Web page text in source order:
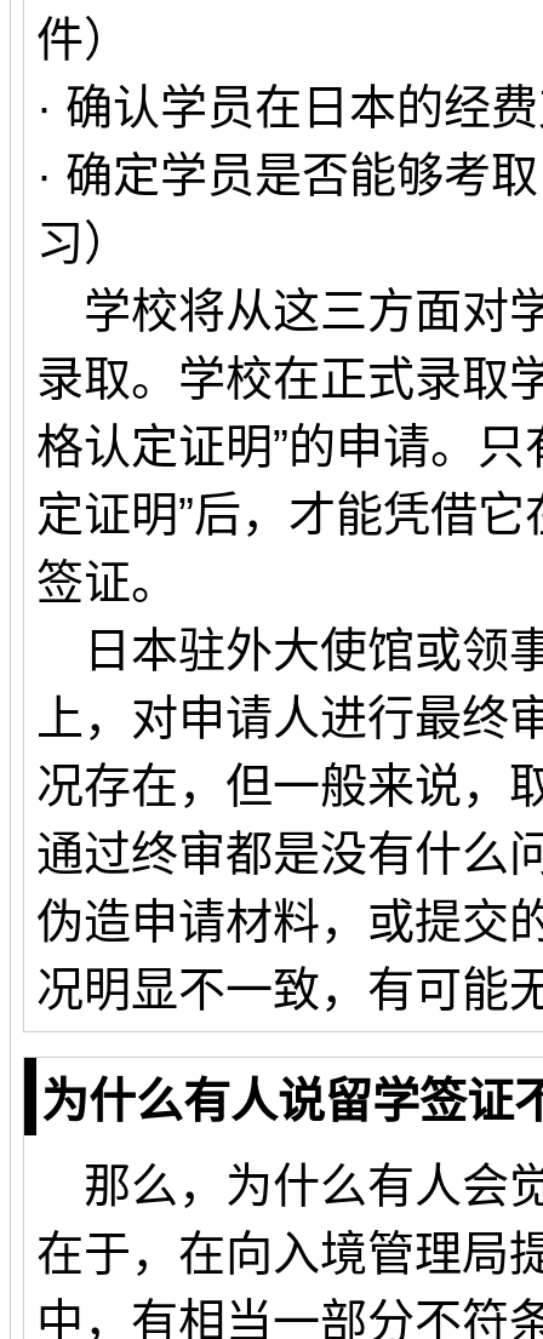
件）
· 确认学员在日本的经
· 确定学员是否能够考
习）
学校将从这三方面对
录取。学校在正式录取
格认定证明”的申请。
定证明”后，才能凭借
签证。
日本驻外大使馆或领
上，对申请人进行最
况存在，但一般来说，
通过终审都是没有什么
伪造申请材料，或提交
况明显不一致，有可能
为什么有人说留学签证
那么，为什么有人会
在于，在向入境管理局
中，有相当一部分不符